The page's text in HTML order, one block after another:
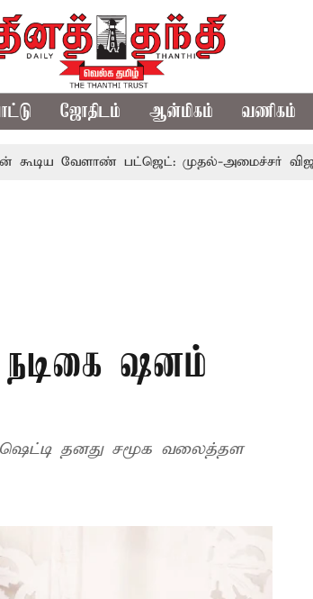
ஜோதிடம் ஆன்மிகம் வணிகம்
பட்ஜெட்: முதல்-அமைச்சர் விஜய்
நடிகை ஷனம்
தனது சமூக வலைத்தள